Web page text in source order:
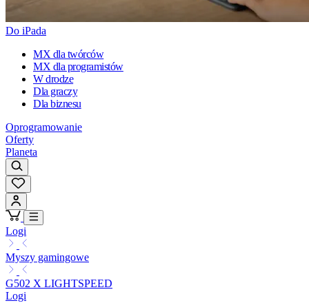
Do iPada
MX dla twórców
MX dla programistów
W drodze
Dla graczy
Dla biznesu
Oprogramowanie
Oferty
Planeta
Logi
Myszy gamingowe
G502 X LIGHTSPEED
Logi